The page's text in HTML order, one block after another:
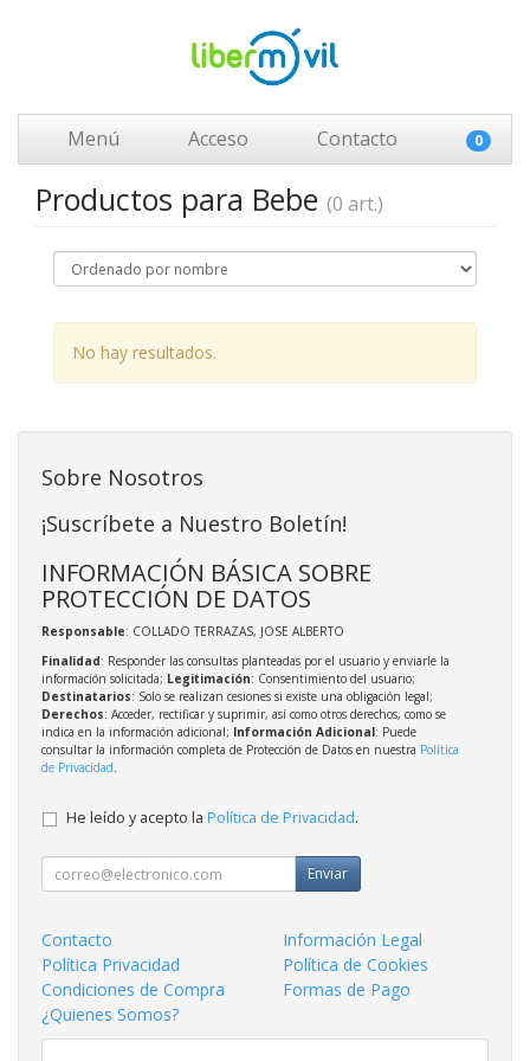
Menú Acceso Contacto 0
Productos para Bebe (0 art.)
No hay resultados.
Sobre Nosotros
¡Suscríbete a Nuestro Boletín!
INFORMACIÓN BÁSICA SOBRE
PROTECCIÓN DE DATOS
Responsable: COLLADO TERRAZAS, JOSE ALBERTO
Finalidad: Responder las consultas planteadas por el usuario y enviarle la
información solicitada; Legitimación: Consentimiento del usuario;
Destinatarios: Solo se realizan cesiones si existe una obligación legal;
Derechos: Acceder, rectificar y suprimir, así como otros derechos, como se
indica en la información adicional; Información Adicional: Puede
consultar la información completa de Protección de Datos en nuestra Política
de Privacidad.
He leído y acepto la Política de Privacidad.
Enviar
Contacto
Información Legal
Política Privacidad
Política de Cookies
Condiciones de Compra
Formas de Pago
¿Quienes Somos?